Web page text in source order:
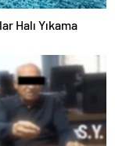
Halı Yıkama